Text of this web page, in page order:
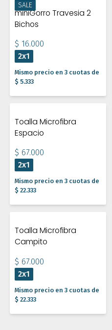
SALE
miniGorro Travesia 2
Bichos
$ 16.000
2x1
Mismo precio en 3 cuotas de
$ 5.333
Toalla Microfibra
Espacio
$ 67.000
2x1
Mismo precio en 3 cuotas de
$ 22.333
Toalla Microfibra
Campito
$ 67.000
2x1
Mismo precio en 3 cuotas de
$ 22.333